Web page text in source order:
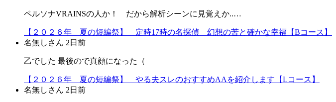
ペルソナVRAINSの人か！ だから解析シーンに見覚えか..…
【２０２６年 夏の短編祭】 定時17時の名探偵 幻想の苦と確かな幸福【Bコース】
名無しさん 2日前
乙でした 最後ので真顔になった（
【２０２６年 夏の短編祭】 やる夫スレのおすすめAAを紹介します【Lコース】
名無しさん 2日前